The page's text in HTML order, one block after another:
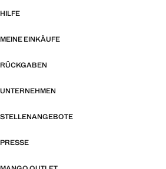
HILFE
MEINE EINKÄUFE
RÜCKGABEN
UNTERNEHMEN
STELLENANGEBOTE
PRESSE